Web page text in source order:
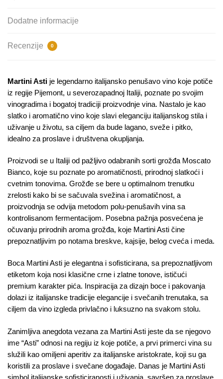
Dodatne informacije
Recenzije 0
Martini Asti je legendarno italijansko penušavo vino koje potiče
iz regije Pijemont, u severozapadnoj Italiji, poznate po svojim
vinogradima i bogatoj tradiciji proizvodnje vina. Nastalo je kao
slatko i aromatično vino koje slavi eleganciju italijanskog stila i
uživanje u životu, sa ciljem da bude lagano, sveže i pitko,
idealno za proslave i društvena okupljanja.
Proizvodi se u Italiji od pažljivo odabranih sorti grožđa Moscato
Bianco, koje su poznate po aromatičnosti, prirodnoj slatkoći i
cvetnim tonovima. Grožđe se bere u optimalnom trenutku
zrelosti kako bi se sačuvala svežina i aromatičnost, a
proizvodnja se odvija metodom polu-penušavih vina sa
kontrolisanom fermentacijom. Posebna pažnja posvećena je
očuvanju prirodnih aroma grožđa, koje Martini Asti čine
prepoznatljivim po notama breskve, kajsije, belog cveća i meda.
Boca Martini Asti je elegantna i sofisticirana, sa prepoznatljivom
etiketom koja nosi klasične crne i zlatne tonove, ističući
premium karakter pića. Inspiracija za dizajn boce i pakovanja
dolazi iz italijanske tradicije elegancije i svečanih trenutaka, sa
ciljem da vino izgleda privlačno i luksuzno na svakom stolu.
Zanimljiva anegdota vezana za Martini Asti jeste da se njegovo
ime “Asti” odnosi na regiju iz koje potiče, a prvi primerci vina su
služili kao omiljeni aperitiv za italijanske aristokrate, koji su ga
koristili za proslave i svečane događaje. Danas je Martini Asti
simbol italijanske sofisticiranosti i uživanja, savršen za proslave,